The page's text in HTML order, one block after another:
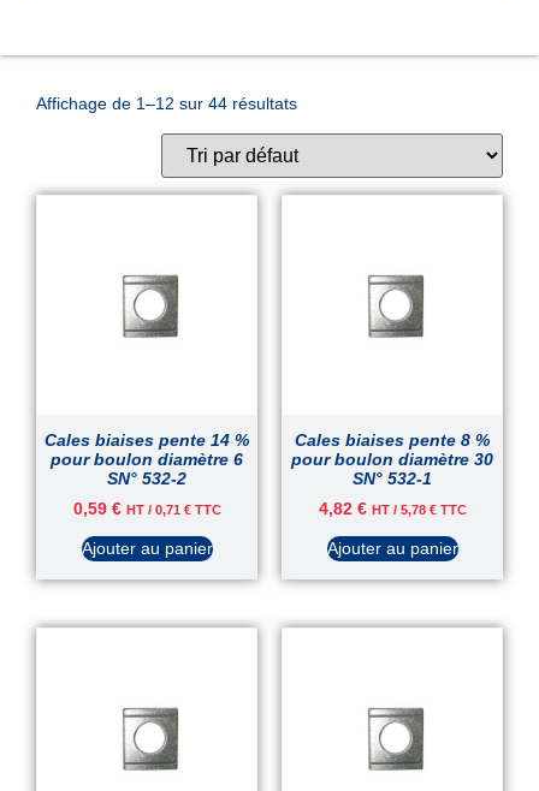
Affichage de 1–12 sur 44 résultats
Cales biaises pente 14 %
pour boulon diamètre 6
SN° 532-2
0,59 € HT / 0,71 €TTC
Ajouter au panier
Cales biaises pente 8 %
pour boulon diamètre 30
SN° 532-1
4,82 € HT / 5,78 €TTC
Ajouter au panier